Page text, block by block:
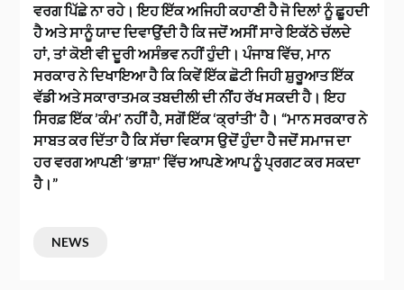
ਵਰਗ ਪਿੱਛੇ ਨਾ ਰਹੇ। ਇਹ ਇੱਕ ਅਜਿਹੀ ਕਹਾਣੀ ਹੈ ਜੋ ਦਿਲਾਂ ਨੂੰ ਛੂਹਦੀ
ਹੈ ਅਤੇ ਸਾਨੂੰ ਯਾਦ ਦਿਵਾਉਂਦੀ ਹੈ ਕਿ ਜਦੋਂ ਅਸੀਂ ਸਾਰੇ ਇਕੱਠੇ ਚੱਲਦੇ
ਹਾਂ, ਤਾਂ ਕੋਈ ਵੀ ਦੂਰੀ ਅਸੰਭਵ ਨਹੀਂ ਹੁੰਦੀ। ਪੰਜਾਬ ਵਿੱਚ, ਮਾਨ
ਸਰਕਾਰ ਨੇ ਦਿਖਾਇਆ ਹੈ ਕਿ ਕਿਵੇਂ ਇੱਕ ਛੋਟੀ ਜਿਹੀ ਸ਼ੁਰੂਆਤ ਇੱਕ
ਵੱਡੀ ਅਤੇ ਸਕਾਰਾਤਮਕ ਤਬਦੀਲੀ ਦੀ ਨੀਂਹ ਰੱਖ ਸਕਦੀ ਹੈ। ਇਹ
ਸਿਰਫ਼ ਇੱਕ ’ਕੰਮ’ ਨਹੀਂ ਹੈ, ਸਗੋਂ ਇੱਕ ‘ਕ੍ਰਾਂਤੀ’ ਹੈ। “ਮਾਨ ਸਰਕਾਰ ਨੇ
ਸਾਬਤ ਕਰ ਦਿੱਤਾ ਹੈ ਕਿ ਸੱਚਾ ਵਿਕਾਸ ਉਦੋਂ ਹੁੰਦਾ ਹੈ ਜਦੋਂ ਸਮਾਜ ਦਾ
ਹਰ ਵਰਗ ਆਪਣੀ ‘ਭਾਸ਼ਾ’ ਵਿੱਚ ਆਪਣੇ ਆਪ ਨੂੰ ਪ੍ਰਗਟ ਕਰ ਸਕਦਾ
ਹੈ।”
NEWS